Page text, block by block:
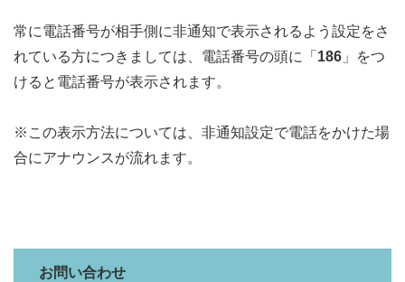
常に電話番号が相手側に非通知で表示されるよう設定をさ
れている方につきましては、電話番号の頭に「 186 」をつ
けると電話番号が表示されます。
※この表示方法については、非通知設定で電話をかけた場
合にアナウンスが流れます。
お問い合わせ